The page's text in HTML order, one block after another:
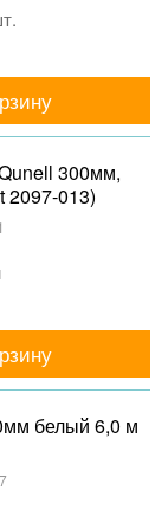
300мм,
2097-013)
белый 6,0 м